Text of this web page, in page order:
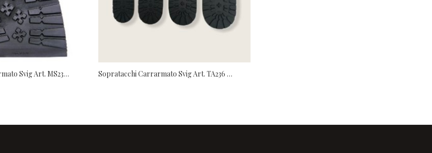
Mezza Suola Carrarmato Svig Art. MS237 Trapper Sopratacchi Carrarmato Svig Art. TA236 Trapper